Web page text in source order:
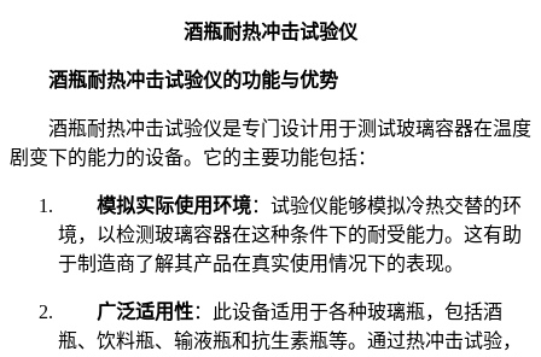
酒瓶耐热冲击试验仪
酒瓶耐热冲击试验仪的功能与优势
酒瓶耐热冲击试验仪是专门设计用于测试玻璃容器在温度
剧变下的能力的设备。它的主要功能包括：
模拟实际使用环境：试验仪能够模拟冷热交替的环
境，以检测玻璃容器在这种条件下的耐受能力。这有助
于制造商了解其产品在真实使用情况下的表现。
广泛适用性：此设备适用于各种玻璃瓶，包括酒
瓶、饮料瓶、输液瓶和抗生素瓶等。通过热冲击试验，